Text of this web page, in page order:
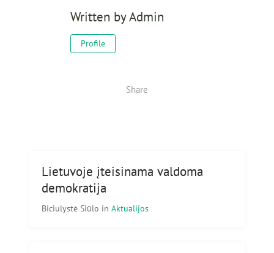
Written byAdmin
Profile
Share
Lietuvoje įteisinama valdoma
demokratija
Biciulystė Siūlo in Aktualijos